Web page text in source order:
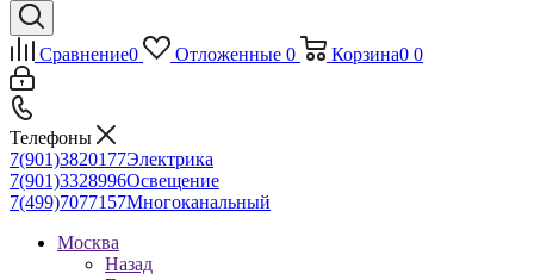
Сравнение0 Отложенные 0 Корзина0 0
Телефоны
7(901)3820177Электрика
7(901)3328996Освещение
7(499)7077157Многоканальный
Москва
Назад